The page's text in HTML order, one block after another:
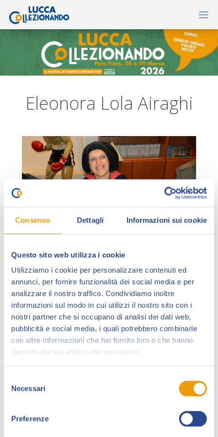
Consenso Dettagli Informazioni sui cookie
Questo sito web utilizza i cookie
Utilizziamo i cookie per personalizzare contenuti ed
annunci, per fornire funzionalità dei social media e per
analizzare il nostro traffico. Condividiamo inoltre
informazioni sul modo in cui utilizzi il nostro sito con i
nostri partner che si occupano di analisi dei dati web,
pubblicità e social media, i quali potrebbero combinarle
con altre informazioni che hai fornito loro o che hanno
raccolto dal tuo utilizzo dei loro servizi.
delNecessari
Preferenze
Eleonora Lola Airaghi
Eleonora “Lola” Airaghi(Rho, 1971) ha frequentato
la Scuola del Fumetto di Milano, pubblicando in quel
periodo storie a fumetti su “Il Corrierino” e su “Blue”.
È entrata allaSergio Bonelli Editore
“Brendon”, ma realizza anche (nel 2011) una storia
breve per il sesto “Dylan Dog Color Fest”.
Collabora, con tavole e illustrazioni, con diversecase
editrici, quali Hazard Edizioni, Lizard Edizioni, Glamour
Associated, Manor, Galaxy Press e Artigiani Delle
Nuvole, Glénat Edizioni, Lo Scarabeo, Tunuè.
Nel 2011, realizza“Battiti di legalità – Una storia di
di Perugia e da Gli Amici del Fumetto di Città di
fumetto online “Davvero”. Dal 2015 lavora per la nuova
serie ideata da Claudio Chiaverotti, “Morgan Lost”.